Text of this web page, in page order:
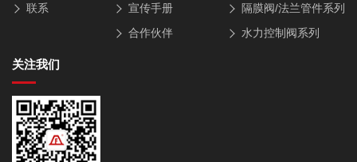
联系
宣传手册
合作伙伴
隔膜阀/法兰管件系列
水力控制阀系列
关注我们